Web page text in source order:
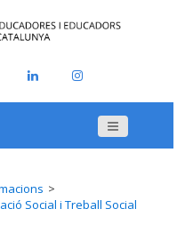
Social i Treball Social